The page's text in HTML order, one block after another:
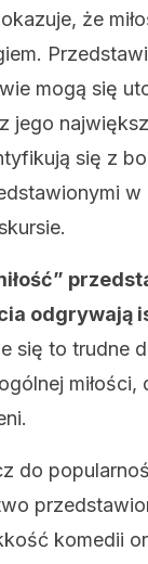
że
mogą się
jego
się z
w
odgrywają
się to trudne
do
komedii